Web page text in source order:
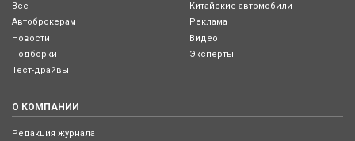
Все
Автоброкерам
Новости
Подборки
Тест-драйвы
Китайские автомобили
Реклама
Видео
Эксперты
О КОМПАНИИ
Редакция журнала